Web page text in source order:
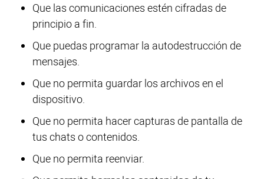
Que las comunicaciones estén cifradas de
principio a fin.
Que puedas programar la autodestrucción de
mensajes.
Que no permita guardar los archivos en el
dispositivo.
Que no permita hacer capturas de pantalla de
tus chats o contenidos.
Que no permita reenviar.